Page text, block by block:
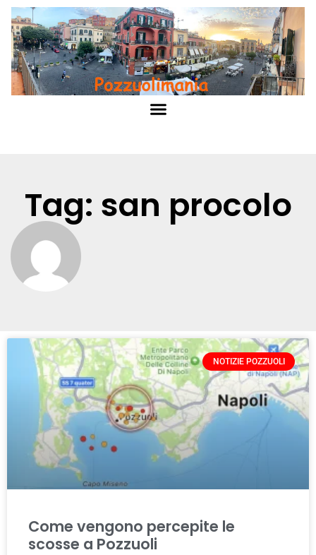
Tag: san procolo
NOTIZIE POZZUOLI
Come vengono percepite le
scosse a Pozzuoli